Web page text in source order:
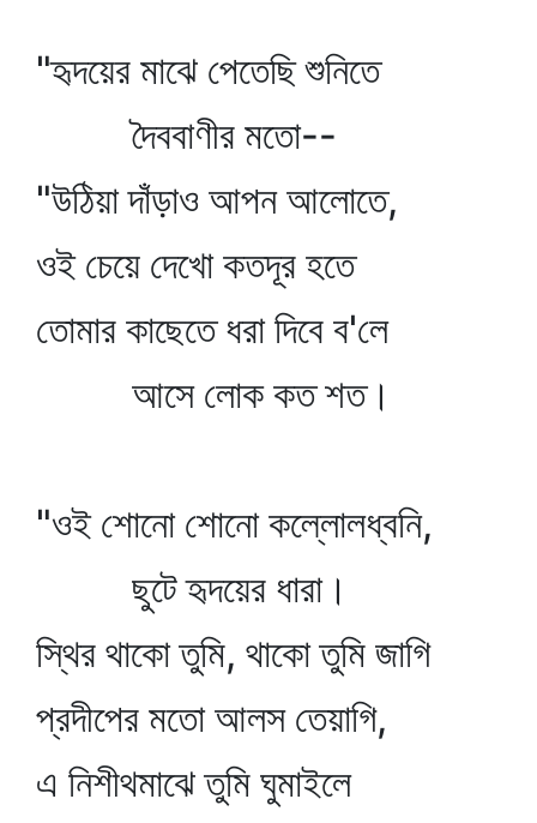
"হৃদয়ের মাঝে পেতেছি শুনিতে
দৈববাণীর মতো--
"উঠিয়া দাঁড়াও আপন আলোতে,
ওই চেয়ে দেখো কতদূর হতে
তোমার কাছেতে ধরা দিবে ব'লে
আসে লোক কত শত।
"ওই শোনো শোনো কল্লোলধ্বনি,
ছুটে হৃদয়ের ধারা।
স্থির থাকো তুমি, থাকো তুমি জাগি
প্রদীপের মতো আলস তেয়াগি,
এ নিশীথমাঝে তুমি ঘুমাইলে